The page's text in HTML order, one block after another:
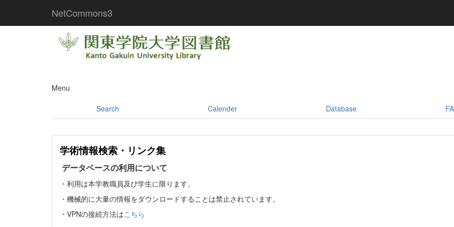
NetCommons3
Menu
Search Calender Database
学術情報検索・リンク集
データベースの利用について
・利用は本学教職員及び学生に限ります。
・機械的に大量の情報をダウンロードすることは禁止されています。
・VPNの接続方法はこちら